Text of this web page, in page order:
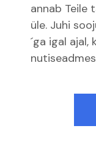
annab Teile
üle. Juhi
´ga igal